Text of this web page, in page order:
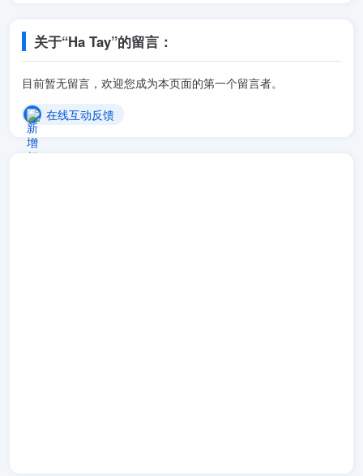
关于“Ha Tay”的留言：
目前暂无留言，欢迎您成为本页面的第一个留言者。
在线互动反馈